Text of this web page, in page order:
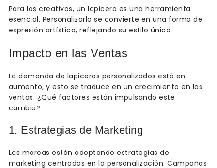
Para los creativos, un lapicero es una herramienta
esencial. Personalizarlo se convierte en una forma de
expresión artística, reflejando su estilo único.
Impacto en las Ventas
La demanda de lapiceros personalizados está en
aumento, y esto se traduce en un crecimiento en las
ventas. ¿Qué factores están impulsando este
cambio?
1. Estrategias de Marketing
Las marcas están adoptando estrategias de
marketing centradas en la personalización. Campañas